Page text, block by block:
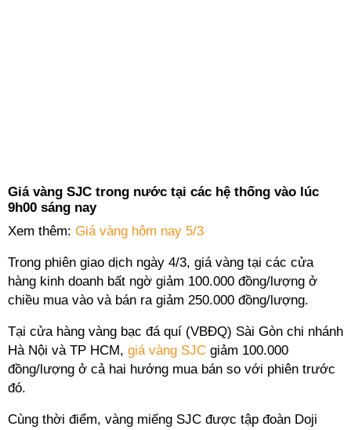
Giá vàng SJC trong nước tại các hệ thống vào lúc
9h00 sáng nay
Xem thêm: Giá vàng hôm nay 5/3
Trong phiên giao dịch ngày 4/3, giá vàng tại các cửa
hàng kinh doanh bất ngờ giảm 100.000 đồng/lượng ở
chiều mua vào và bán ra giảm 250.000 đồng/lượng.
Tại cửa hàng vàng bạc đá quí (VBĐQ) Sài Gòn chi nhánh
Hà Nội và TP HCM, giá vàng SJC giảm 100.000
đồng/lượng ở cả hai hướng mua bán so với phiên trước
đó.
Cùng thời điểm, vàng miếng SJC được tập đoàn Doji